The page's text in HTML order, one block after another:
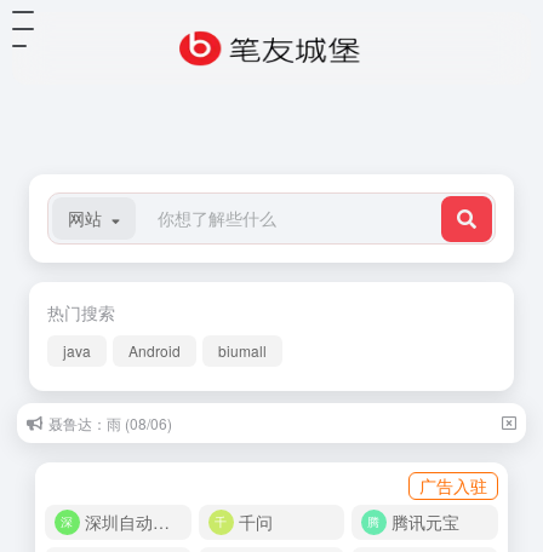
网站
热门搜索
java Android biumall
聂鲁达：雨 (08/06)
广告入驻
深圳自动化商城
千问 腾讯元宝